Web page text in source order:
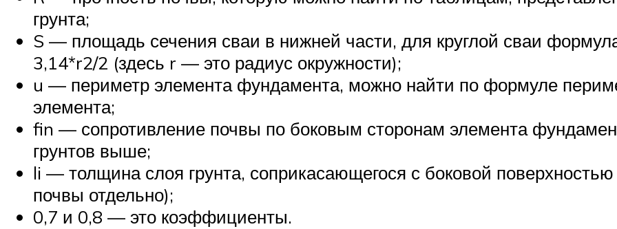
грунта;
S — площадь сечения сваи в нижней части, для круглой сваи
3,14*r2/2 (здесь r — это радиус окружности);
u — периметр элемента фундамента, можно найти по формуле
элемента;
fin — сопротивление почвы по боковым сторонам элемента
грунтов выше;
li — толщина слоя грунта, соприкасающегося с боковой
почвы отдельно);
0,7 и 0,8 — это коэффициенты.